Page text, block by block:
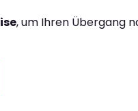
, um Ihren Übergang